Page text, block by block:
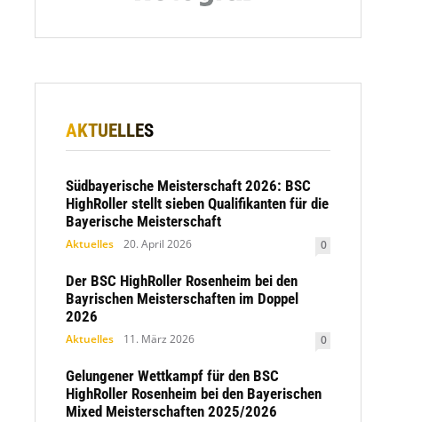
AKTUELLES
Südbayerische Meisterschaft 2026: BSC
HighRoller stellt sieben Qualifikanten für die
Bayerische Meisterschaft
Aktuelles 20. April 2026 0
Der BSC HighRoller Rosenheim bei den
Bayrischen Meisterschaften im Doppel
2026
Aktuelles 11. März 2026 0
Gelungener Wettkampf für den BSC
HighRoller Rosenheim bei den Bayerischen
Mixed Meisterschaften 2025/2026